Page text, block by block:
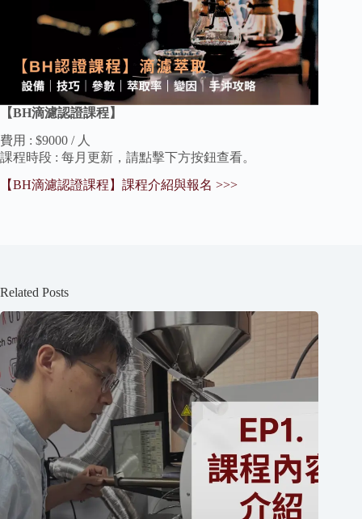
【BH滴濾認證課程】
費用 : $9000 / 人
課程時段 : 每月更新，請點擊下方按鈕查看。
【BH滴濾認證課程】課程介紹與報名 >>>
Related Posts